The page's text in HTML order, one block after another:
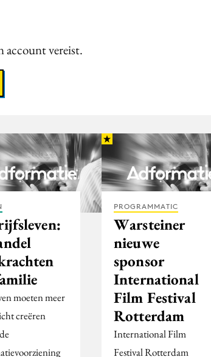
account vereist.
moeten meer
creëren
PROGRAMMATIC
Warsteiner
nieuwe
sponsor
International
Film Festival
Rotterdam
International Film
Festival Rotterdam